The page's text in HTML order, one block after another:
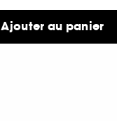
Ajouter au panier